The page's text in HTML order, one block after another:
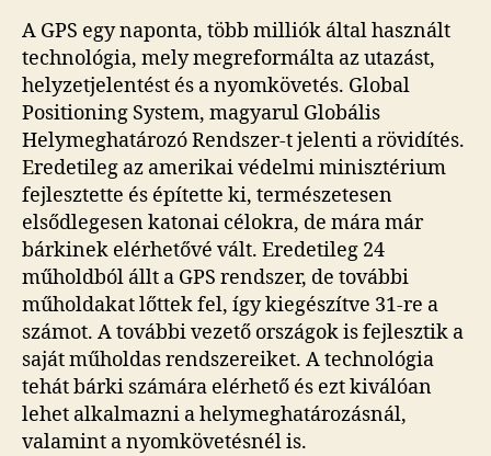
A GPS egy naponta, több milliók által használt
technológia, mely megreformálta az utazást,
helyzetjelentést és a nyomkövetés. Global
Positioning System, magyarul Globális
Helymeghatározó Rendszer-t jelenti a rövidítés.
Eredetileg az amerikai védelmi minisztérium
fejlesztette és építette ki, természetesen
elsődlegesen katonai célokra, de mára már
bárkinek elérhetővé vált. Eredetileg 24
műholdból állt a GPS rendszer, de további
műholdakat lőttek fel, így kiegészítve 31-re a
számot. A további vezető országok is fejlesztik a
saját műholdas rendszereiket. A technológia
tehát bárki számára elérhető és ezt kiválóan
lehet alkalmazni a helymeghatározásnál,
valamint a nyomkövetésnél is.